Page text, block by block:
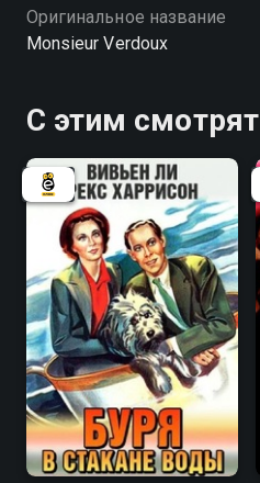
Оригинальное название
Monsieur Verdoux
С этим смотрят
6.2 6.5